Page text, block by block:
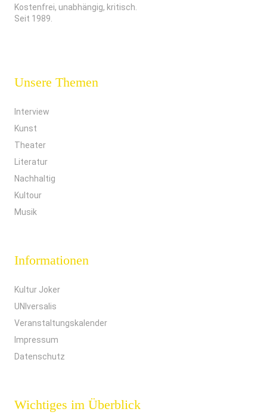
Kostenfrei, unabhängig, kritisch.
Seit 1989.
Unsere Themen
Interview
Kunst
Theater
Literatur
Nachhaltig
Kultour
Musik
Informationen
Kultur Joker
UNIversalis
Veranstaltungskalender
Impressum
Datenschutz
Wichtiges im Überblick